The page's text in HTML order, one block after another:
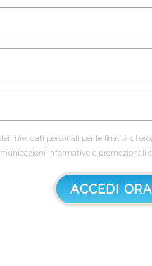
miei dati personali per le finalità di
informative e